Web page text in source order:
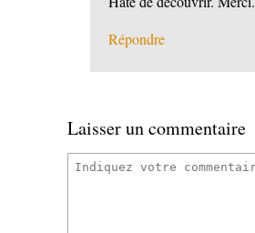
Répondre
Laisser un commentaire